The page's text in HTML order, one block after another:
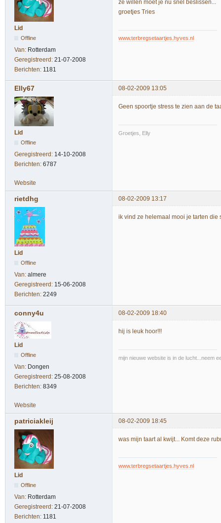
Lid
Offline
Van: Rotterdam
Geregistreerd: 21-07-2008
Berichten: 1181
ze willen moet je nu snel beslissen...
groetjes Tries
www.terbregsetaartjes.hyves.nl
Elly67 08-02-2009 13:05
Lid
Offline
Geregistreerd: 14-10-2008
Berichten: 6787
Geen spoortje stress te zien aan de
Groetjes, Elly
Website
rietdhg 08-02-2009 13:17
Lid
Offline
Van: almere
Geregistreerd: 15-06-2008
Berichten: 2249
ik vind ze helemaal mooi je tarten die
conny4u 08-02-2009 18:40
Lid
Offline
Van: Dongen
Geregistreerd: 25-08-2008
Berichten: 8349
hij is leuk hoor!!!
mijn nieuwe website is in de lucht...neem
Website
patriciakleij 08-02-2009 18:45
Lid
Offline
Van: Rotterdam
Geregistreerd: 21-07-2008
Berichten: 1181
was mijn taart al kwijt... Komt deze
www.terbregsetaartjes.hyves.nl